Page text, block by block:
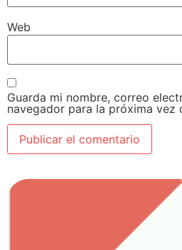
Web
Guarda mi nombre, correo
navegador para la próxima vez